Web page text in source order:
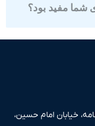
مفید بود؟
امام حسین،